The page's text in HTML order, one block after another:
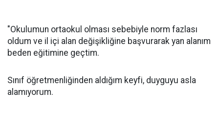
"Okulumun ortaokul olması sebebiyle norm fazlası
oldum ve il içi alan değişikliğine başvurarak yan alanım
beden eğitimine geçtim.
Sınıf öğretmenliğinden aldığım keyfi, duyguyu asla
alamıyorum.